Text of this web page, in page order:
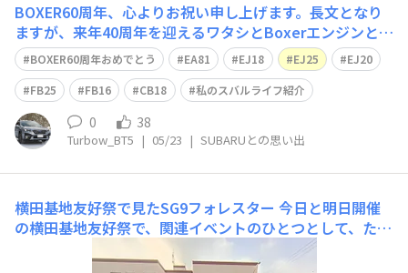
BOXER60周年、心よりお祝い申し上げます。長文となり
ますが、来年40周年を迎えるワタシとBoxerエンジンとの
思い出を語ってみます。ワタシが初めて乗ったBoxerは学
生時代で、先輩実家のレオーネセダン。当時スキーに行き
ましたが切り替え式、パートタイム4WD(＋スパイクタイ
ヤ)で雪道や凍結路もへっ
BOXER60周年おめでとう EA81 EJ18 EJ25
EJ20
FB25
FB16 CB18 私のスバルライフ紹介
0 38
Turbow_BT5 | 05/23 | SUBARUとの思い出
横田基地友好祭で見たSG9フォレスター 今日と明日開催
の横田基地友好祭で、関連イベントのひとつとして、たく
さん懐かしのクルマが展示されていました 中に、2代目
フォレスターのSTIバージョン、型式名TA-SG9をみかけ